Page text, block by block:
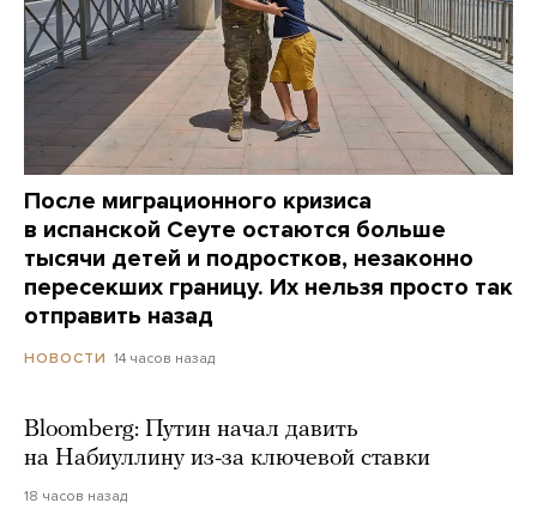
После миграционного кризиса
в испанской Сеуте остаются больше
тысячи детей и подростков, незаконно
пересекших границу. Их нельзя просто так
отправить назад
НОВОСТИ 14 часов назад
Bloomberg: Путин начал давить
на Набиуллину из-за ключевой ставки
18 часов назад